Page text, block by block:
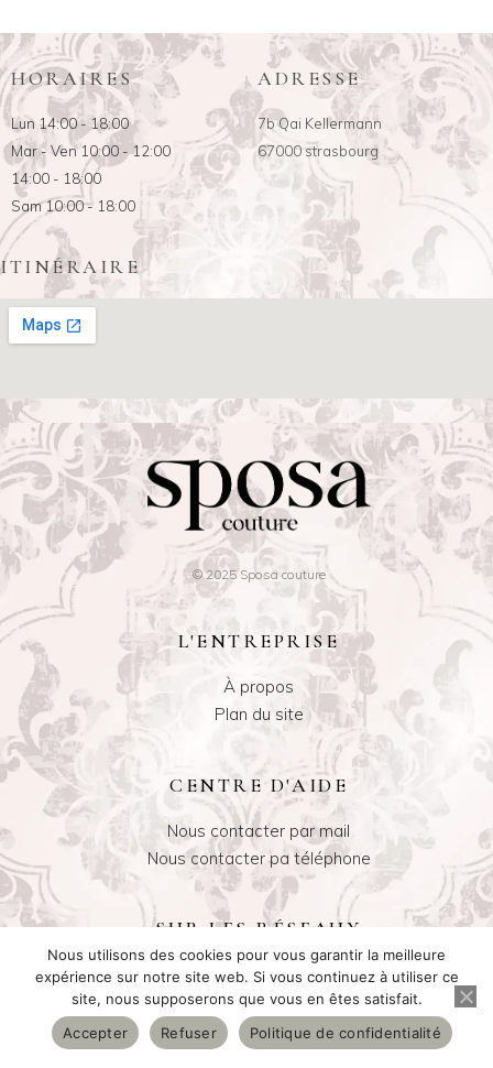
HORAIRES
Lun 14:00 - 18:00
Mar - Ven 10:00 - 12:00
14:00 - 18:00
Sam 10:00 - 18:00
ADRESSE
7b Qai Kellermann
67000 strasbourg
ITINÉRAIRE
© 2025 Sposa couture
L'ENTREPRISE
À propos
Plan du site
CENTRE D'AIDE
Nous contacter par mail
Nous contacter pa téléphone
SUR LES RÉSEAUX
Instagram
Facebook
Nous utilisons des cookies pour vous garantir la meilleure
expérience sur notre site web. Si vous continuez à utiliser ce
site, nous supposerons que vous en êtes satisfait.
Accepter
Refuser Politique de confidentialité